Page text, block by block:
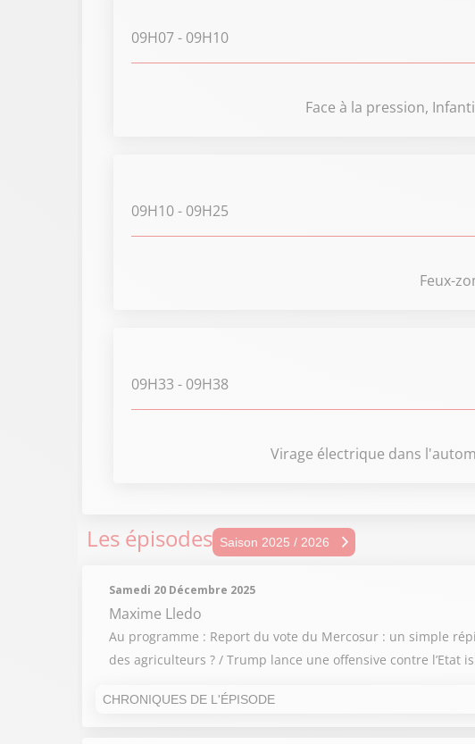
09H07- 09H10
Face à la pression,
09H10- 09H25
Feux-
09H33 - 09H38
Virage électrique dans
Les épisodes Saison 2025 / 2026
Saison 2022 /
Saison 2021 /
Samedi 20 Décembre 2025
Maxime Lledo
Au programme : Report du vote du Mercosur : un simple
des agriculteurs ? / Trump lance une offensive contre l’Etat
CHRONIQUES DE L'ÉPISODE